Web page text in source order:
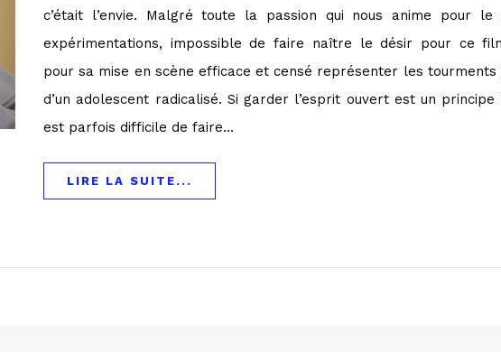
c’était l’envie. Malgré toute la passion qui nous anime pour le
expérimentations, impossible de faire naître le désir pour ce
pour sa mise en scène efficace et censé représenter les tourments
d’un adolescent radicalisé. Si garder l’esprit ouvert est un
est parfois difficile de faire…
LIRE LA SUITE...